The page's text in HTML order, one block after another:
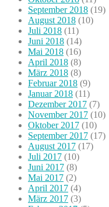
September 2018 (19)
August 2018 (10)
Juli 2018 (11)
Juni 2018 (14)
Mai 2018 (16)
April 2018 (8)
März 2018 (8)
Februar 2018 (9)
Januar 2018 (11)
Dezember 2017 (7)
November 2017 (10)
Oktober 2017 (10)
September 2017 (17)
August 2017 (17)
Juli 2017 (10)
Juni 2017 (8)
Mai 2017 (2)
April 2017 (4)
März 2017 (3)